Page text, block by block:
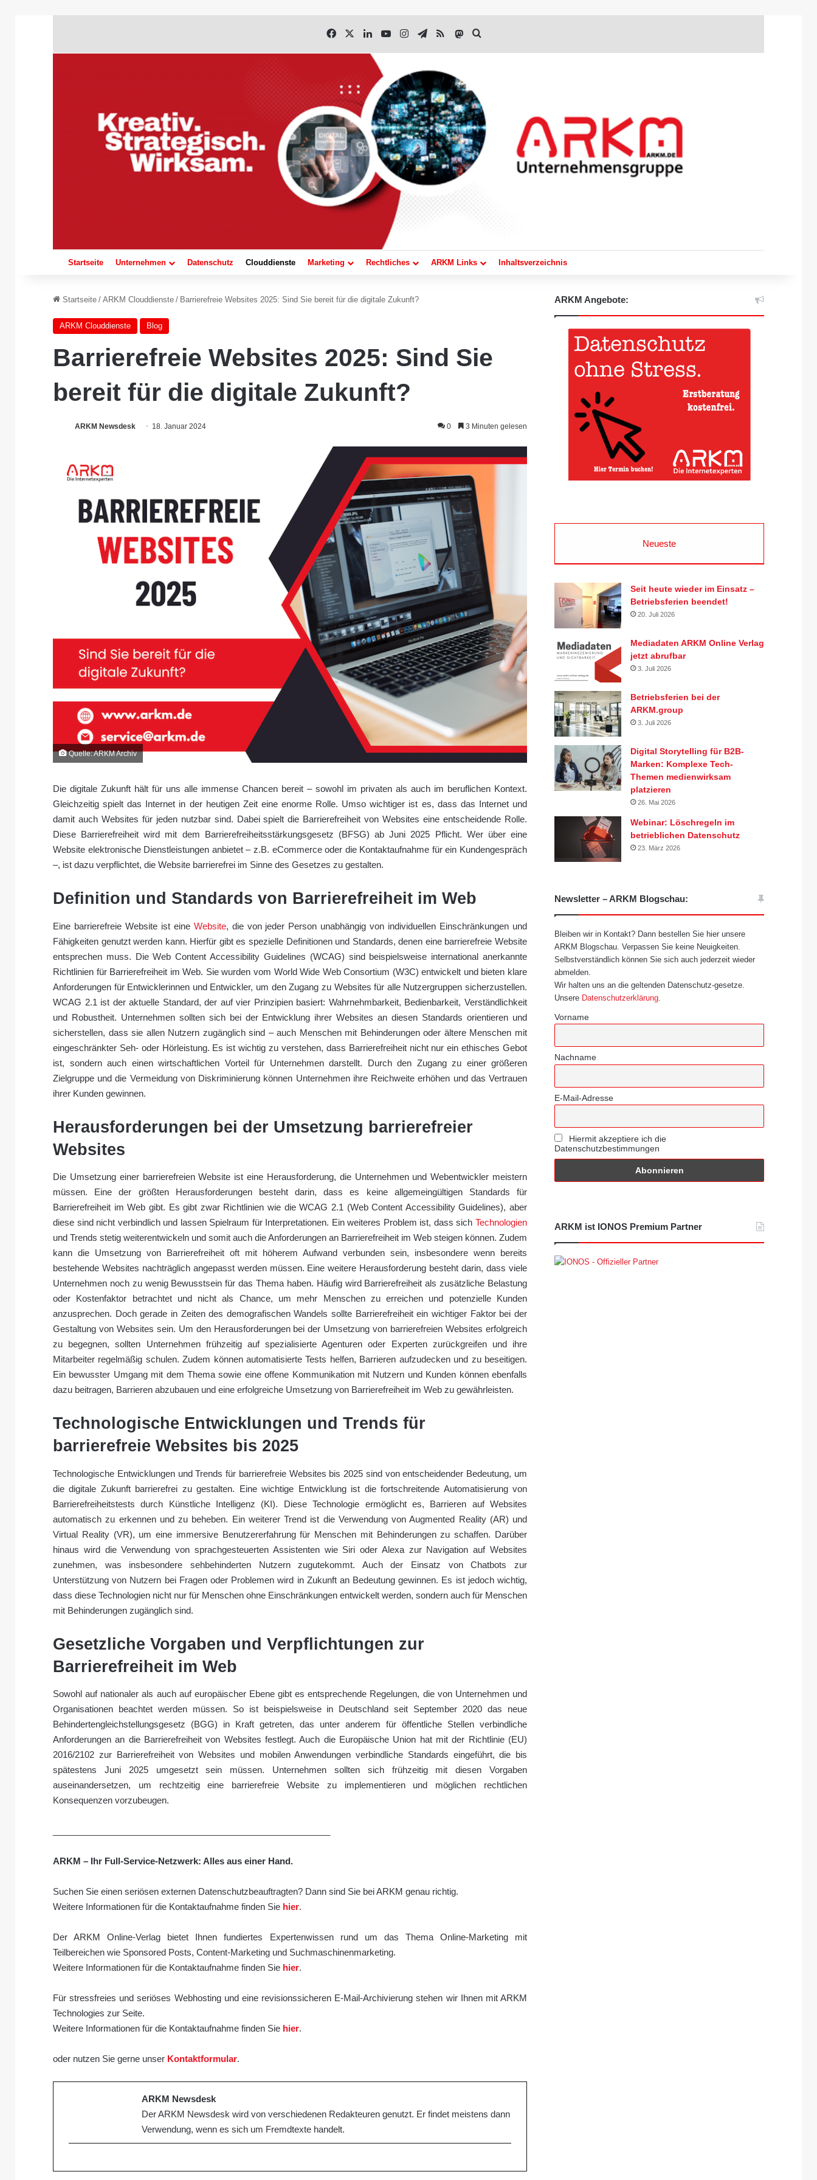
FacebookLinkedInYouTubeInstagramTelegram
RSSMastodon
Startseite Unternehmen Datenschutz Clouddienste Marketing Rechtliches ARKM Links Inhaltsverzeichnis
Startseite / ARKM Clouddienste / Barrierefreie Websites 2025: Sind Sie bereit für die digitale Zukunft?
ARKM Clouddienste Blog
Barrierefreie Websites 2025: Sind Sie
bereit für die digitale Zukunft?
ARKM Newsdesk 18. Januar 2024 0 3 Minuten gelesen
Quelle: ARKM Archiv
Die digitale Zukunft hält für uns alle immense Chancen bereit – sowohl im privaten als auch im beruflichen Kontext.
Gleichzeitig spielt das Internet in der heutigen Zeit eine enorme Rolle. Umso wichtiger ist es, dass das Internet und
damit auch Websites für jeden nutzbar sind. Dabei spielt die Barrierefreiheit von Websites eine entscheidende Rolle.
Diese Barrierefreiheit wird mit dem Barrierefreiheitsstärkungsgesetz (BFSG) ab Juni 2025 Pflicht. Wer über eine
Website elektronische Dienstleistungen anbietet – z.B. eCommerce oder die Kontaktaufnahme für ein Kundengespräch
–, ist dazu verpflichtet, die Website barrierefrei im Sinne des Gesetzes zu gestalten.
Definition und Standards von Barrierefreiheit im Web
Eine barrierefreie Website ist eine Website, die von jeder Person unabhängig von individuellen Einschränkungen und
Fähigkeiten genutzt werden kann. Hierfür gibt es spezielle Definitionen und Standards, denen eine barrierefreie Website
entsprechen muss. Die Web Content Accessibility Guidelines (WCAG) sind beispielsweise international anerkannte
Richtlinien für Barrierefreiheit im Web. Sie wurden vom World Wide Web Consortium (W3C) entwickelt und bieten klare
Anforderungen für Entwicklerinnen und Entwickler, um den Zugang zu Websites für alle Nutzergruppen sicherzustellen.
WCAG 2.1 ist der aktuelle Standard, der auf vier Prinzipien basiert: Wahrnehmbarkeit, Bedienbarkeit, Verständlichkeit
und Robustheit. Unternehmen sollten sich bei der Entwicklung ihrer Websites an diesen Standards orientieren und
sicherstellen, dass sie allen Nutzern zugänglich sind – auch Menschen mit Behinderungen oder ältere Menschen mit
eingeschränkter Seh- oder Hörleistung. Es ist wichtig zu verstehen, dass Barrierefreiheit nicht nur ein ethisches Gebot
ist, sondern auch einen wirtschaftlichen Vorteil für Unternehmen darstellt. Durch den Zugang zu einer größeren
Zielgruppe und die Vermeidung von Diskriminierung können Unternehmen ihre Reichweite erhöhen und das Vertrauen
ihrer Kunden gewinnen.
Herausforderungen bei der Umsetzung barrierefreier
Websites
Die Umsetzung einer barrierefreien Website ist eine Herausforderung, die Unternehmen und Webentwickler meistern
müssen. Eine der größten Herausforderungen besteht darin, dass es keine allgemeingültigen Standards für
Barrierefreiheit im Web gibt. Es gibt zwar Richtlinien wie die WCAG 2.1 (Web Content Accessibility Guidelines), aber
diese sind nicht verbindlich und lassen Spielraum für Interpretationen. Ein weiteres Problem ist, dass sich Technologien
und Trends stetig weiterentwickeln und somit auch die Anforderungen an Barrierefreiheit im Web steigen können. Zudem
kann die Umsetzung von Barrierefreiheit oft mit höherem Aufwand verbunden sein, insbesondere wenn bereits
bestehende Websites nachträglich angepasst werden müssen. Eine weitere Herausforderung besteht darin, dass viele
Unternehmen noch zu wenig Bewusstsein für das Thema haben. Häufig wird Barrierefreiheit als zusätzliche Belastung
oder Kostenfaktor betrachtet und nicht als Chance, um mehr Menschen zu erreichen und potenzielle Kunden
anzusprechen. Doch gerade in Zeiten des demografischen Wandels sollte Barrierefreiheit ein wichtiger Faktor bei der
Gestaltung von Websites sein. Um den Herausforderungen bei der Umsetzung von barrierefreien Websites erfolgreich
zu begegnen, sollten Unternehmen frühzeitig auf spezialisierte Agenturen oder Experten zurückgreifen und ihre
Mitarbeiter regelmäßig schulen. Zudem können automatisierte Tests helfen, Barrieren aufzudecken und zu beseitigen.
Ein bewusster Umgang mit dem Thema sowie eine offene Kommunikation mit Nutzern und Kunden können ebenfalls
dazu beitragen, Barrieren abzubauen und eine erfolgreiche Umsetzung von Barrierefreiheit im Web zu gewährleisten.
Technologische Entwicklungen und Trends für
barrierefreie Websites bis 2025
Technologische Entwicklungen und Trends für barrierefreie Websites bis 2025 sind von entscheidender Bedeutung, um
die digitale Zukunft barrierefrei zu gestalten. Eine wichtige Entwicklung ist die fortschreitende Automatisierung von
Barrierefreiheitstests durch Künstliche Intelligenz (KI). Diese Technologie ermöglicht es, Barrieren auf Websites
automatisch zu erkennen und zu beheben. Ein weiterer Trend ist die Verwendung von Augmented Reality (AR) und
Virtual Reality (VR), um eine immersive Benutzererfahrung für Menschen mit Behinderungen zu schaffen. Darüber
hinaus wird die Verwendung von sprachgesteuerten Assistenten wie Siri oder Alexa zur Navigation auf Websites
zunehmen, was insbesondere sehbehinderten Nutzern zugutekommt. Auch der Einsatz von Chatbots zur
Unterstützung von Nutzern bei Fragen oder Problemen wird in Zukunft an Bedeutung gewinnen. Es ist jedoch wichtig,
dass diese Technologien nicht nur für Menschen ohne Einschränkungen entwickelt werden, sondern auch für Menschen
mit Behinderungen zugänglich sind.
Gesetzliche Vorgaben und Verpflichtungen zur
Barrierefreiheit im Web
Sowohl auf nationaler als auch auf europäischer Ebene gibt es entsprechende Regelungen, die von Unternehmen und
Organisationen beachtet werden müssen. So ist beispielsweise in Deutschland seit September 2020 das neue
Behindertengleichstellungsgesetz (BGG) in Kraft getreten, das unter anderem für öffentliche Stellen verbindliche
Anforderungen an die Barrierefreiheit von Websites festlegt. Auch die Europäische Union hat mit der Richtlinie (EU)
2016/2102 zur Barrierefreiheit von Websites und mobilen Anwendungen verbindliche Standards eingeführt, die bis
spätestens Juni 2025 umgesetzt sein müssen. Unternehmen sollten sich frühzeitig mit diesen Vorgaben
auseinandersetzen, um rechtzeitig eine barrierefreie Website zu implementieren und möglichen rechtlichen
Konsequenzen vorzubeugen.
ARKM – Ihr Full-Service-Netzwerk: Alles aus einer Hand.
Suchen Sie einen seriösen externen Datenschutzbeauftragten? Dann sind Sie bei ARKM genau richtig.
Weitere Informationen für die Kontaktaufnahme finden Sie hier.
Der ARKM Online-Verlag bietet Ihnen fundiertes Expertenwissen rund um das Thema Online-Marketing mit
Teilbereichen wie Sponsored Posts, Content-Marketing und Suchmaschinenmarketing.
Weitere Informationen für die Kontaktaufnahme finden Sie hier.
Für stressfreies und seriöses Webhosting und eine revisionssicheren E-Mail-Archivierung stehen wir Ihnen mit ARKM
Technologies zur Seite.
Weitere Informationen für die Kontaktaufnahme finden Sie hier.
oder nutzen Sie gerne unser Kontaktformular.
ARKM Newsdesk
Der ARKM Newsdesk wird von verschiedenen Redakteuren genutzt. Er findet meistens dann
Verwendung, wenn es sich um Fremdtexte handelt.
ARKM Angebote:
Neueste
Seit heute wieder im Einsatz –
Betriebsferien beendet!
20. Juli 2026
Mediadaten ARKM Online Verlag
jetzt abrufbar
3. Juli 2026
Betriebsferien bei der
ARKM.group
3. Juli 2026
Digital Storytelling für B2B-
Marken: Komplexe Tech-
Themen medienwirksam
platzieren
26. Mai 2026
Webinar: Löschregeln im
betrieblichen Datenschutz
23. März 2026
Newsletter – ARKM Blogschau:
Bleiben wir in Kontakt? Dann bestellen Sie hier unsere
ARKM Blogschau. Verpassen Sie keine Neuigkeiten.
Selbstverständlich können Sie sich auch jederzeit wieder
abmelden.
Wir halten uns an die geltenden Datenschutz-gesetze.
Unsere Datenschutzerklärung
Vorname
Nachname
E-Mail-Adresse
Hiermit akzeptiere ich die
Datenschutzbestimmungen
ARKM ist IONOS Premium Partner